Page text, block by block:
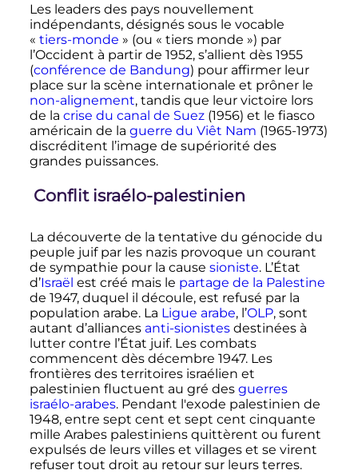
Les leaders des pays nouvellement
indépendants, désignés sous le vocable
« tiers-monde » (ou « tiers monde ») par
l’Occident à partir de 1952, s’allient dès 1955
(conférence de Bandung) pour affirmer leur
place sur la scène internationale et prôner le
non-alignement, tandis que leur victoire lors
de la crise du canal de Suez(1956) et le fiasco
américain de la guerre du Viêt Nam (1965-1973)
discréditent l’image de supériorité des
grandes puissances.
Conflit israélo-palestinien
La découverte de la tentative du génocide du
peuple juif par les nazis provoque un courant
de sympathie pour la cause sioniste. L’État
d’Israël est créé mais le partage de la Palestine
de 1947, duquel il découle, est refusé par la
population arabe. La Ligue arabe, l’OLP, sont
autant d’alliances anti-sionistesdestinées à
lutter contre l’État juif. Les combats
commencent dès décembre 1947. Les
frontières des territoires israélien et
palestinien fluctuent au gré des guerres
israélo-arabes. Pendant l'exode palestinien de
1948, entre sept cent et sept cent cinquante
mille Arabes palestiniens quittèrent ou furent
expulsés de leurs villes et villages et se virent
refuser tout droit au retour sur leurs terres.